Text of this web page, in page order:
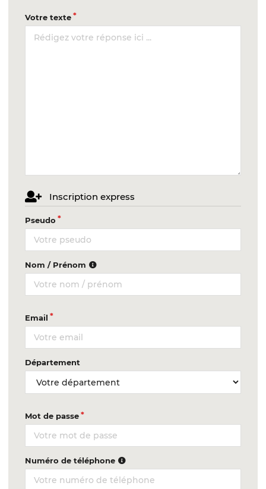
Votre texte
Inscription express
Pseudo
Nom / Prénom
Email
Département
Mot de passe
Numéro de téléphone